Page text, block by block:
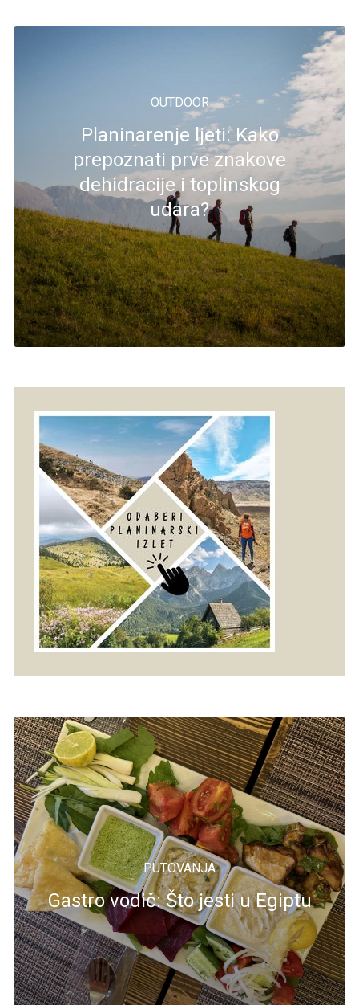
OUTDOOR
Planinarenje ljeti: Kako
prepoznati prve znakove
dehidracije i toplinskog
udara?
PUTOVANJA
Gastro vodič: Što jesti u Egiptu